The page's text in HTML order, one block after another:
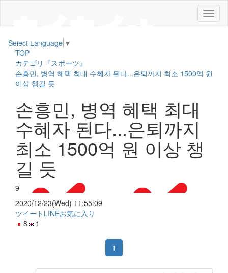
メ
ニ
Select Language ▼
TOP
カテゴリ『スポーツ』
손흥민, 병역 혜택 최대 수혜자 된다...은퇴까지 최소 1500억 원
이상 챙길 듯
손흥민, 병역 혜택 최대
수혜자 된다...은퇴까지
최소 1500억 원 이상 챙
길 듯
9
2020/12/23(Wed) 11:55:09
ツイート LINEお気に入り
8
1
1